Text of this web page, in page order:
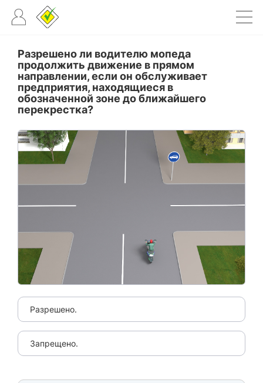
Разрешено ли водителю мопеда
продолжить движение в прямом
направлении, если он обслуживает
предприятия, находящиеся в
обозначенной зоне до ближайшего
перекрестка?
Разрешено.
Запрещено.